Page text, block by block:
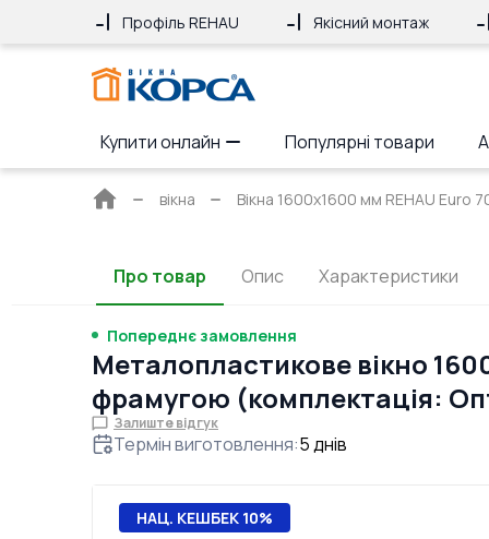
Профіль REHAU Якісний монтаж
Купити онлайн Популярні товари
Головна
вікна Вікна 1600x1600 мм REHAU Euro
Про товар Опис Характеристики
Попереднє замовлення
Металопластикове вікно
фрамугою (комплектація:
Залиште відгук
Термін виготовлення:5днів
НАЦ. КЕШБЕК 10%